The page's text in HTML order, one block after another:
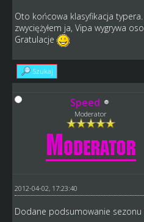
Oto końcowa klasyfikacja
zwyciężyłem ja, Vipa wygrywa
Gratulacje
Szukaj
Speed
Moderator
2012-04-02, 17:23:40
Dodane podsumowanie sezonu